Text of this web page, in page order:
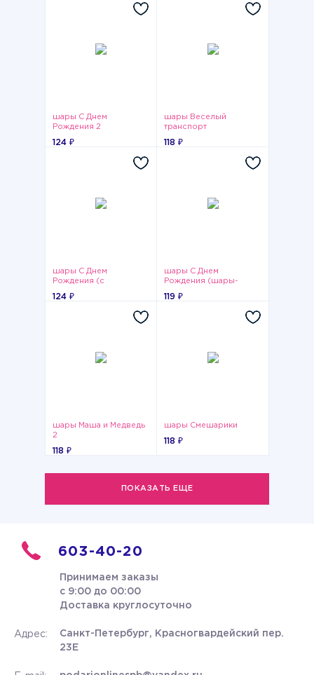
шары С Днем
Рождения 2
124 ₽
шары Веселый
транспорт
118 ₽
шары С Днем
Рождения (с
124 ₽
шары С Днем
Рождения (шары-
119 ₽
шары Маша и Медведь
2
118 ₽
шары Смешарики
118 ₽
ПОКАЗАТЬ ЕЩЕ
603-40-20
Принимаем заказы
с 9:00 до 00:00
Доставка круглосуточно
Адрес:
Санкт-Петербург, Красногвардейский пер.
23Е